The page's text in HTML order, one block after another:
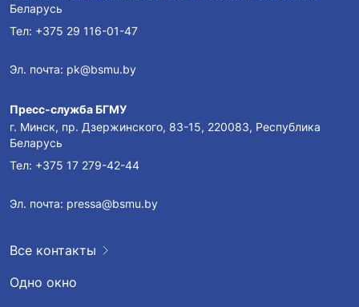
Беларусь
Тел: +375 29 116-01-47
Эл. почта: pk@bsmu.by
Пресс-служба БГМУ
г. Минск, пр. Дзержинского, 83-15, 220083, Республика
Беларусь
Тел: +375 17 279-42-44
Эл. почта: pressa@bsmu.by
Все контакты
Одно окно